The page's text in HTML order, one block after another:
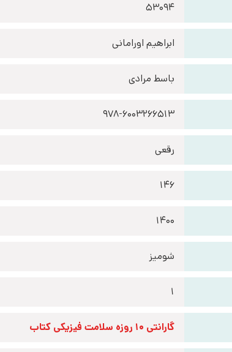
53094
ابراهیم اورامانی
باسط مرادی
978-6003266513
رقعی
146
1400
شومیز
1
گارانتی 10 روزه سلامت فیزیکی کتاب